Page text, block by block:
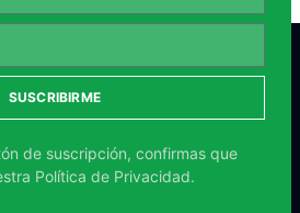
SUSCRIBIRME
de suscripción, confirmas que
Política de Privacidad.